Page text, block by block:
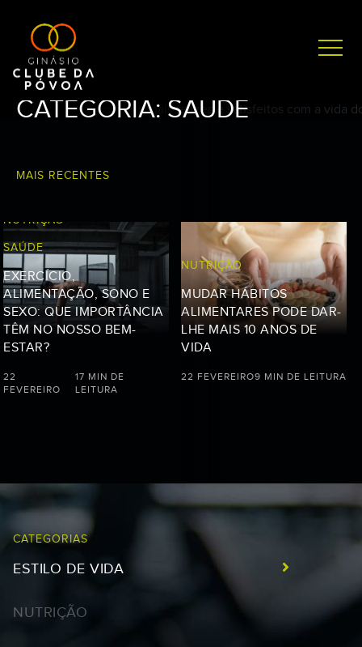
CATEGORIA: SAÚDE
MAIS RECENTES
NUTRIÇÃO
SAÚDE
EXERCÍCIO,
ALIMENTAÇÃO, SONO E
SEXO: QUE IMPORTÂNCIA
TÊM NO NOSSO BEM-
ESTAR?
22
FEVEREIRO
17 MIN DE
LEITURA
NUTRIÇÃO
MUDAR HÁBITOS
ALIMENTARES PODE DAR-
LHE MAIS 10 ANOS DE
VIDA
22 FEVEREIRO9 MIN DE LEITURA
CATEGORIAS
ESTILO DE VIDA
NUTRIÇÃO